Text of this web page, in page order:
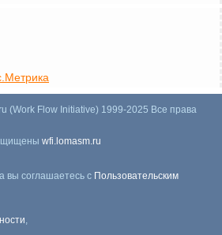
(Work Flow Initiative) 1999-2025 Все права
wfi.lomasm.ru
вы соглашаетесь с Пользовательским
,